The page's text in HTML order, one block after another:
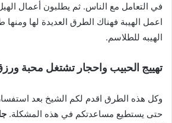
في التعامل مع الناس. ثم يطلبون أعمال
اعمل الهيبة فهناك الطرق العديدة لها ومنها
الهيبه للطلاسم.
تهييج الحبيب واحجار تشتغل محبة
وكل هذه الطرق اقدم لكم الشيخ بعد
حتى يستطيع مساعدتكم في هذه المشكلة.